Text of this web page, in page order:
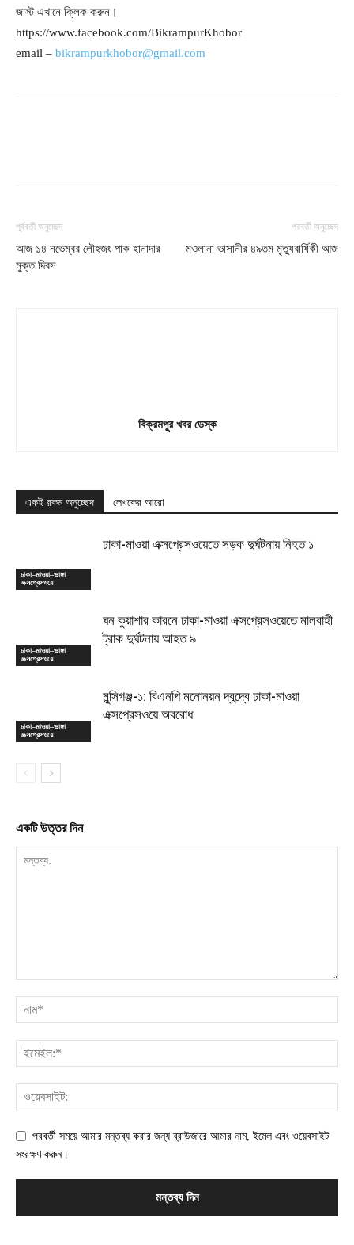
জাস্ট এখানে ক্লিক করুন।
https://www.facebook.com/BikrampurKhobor
email – bikrampurkhobor@gmail.com
পূর্ববর্তী অনুচ্ছেদ
আজ ১৪ নভেম্বর লৌহজং পাক হানাদার
মুক্ত দিবস
পরবর্তী অনুচ্ছেদ
মওলানা ভাসানীর ৪৯তম মৃত্যুবার্ষিকী আজ
বিক্রমপুর খবর ডেস্ক
একই রকম অনুচ্ছেদ লেখকের আরো
ঢাকা–মাওয়া–ভাঙ্গা
এক্সপ্রেসওয়ে
ঢাকা-মাওয়া এক্সপ্রেসওয়েতে সড়ক দুর্ঘটনায় নিহত ১
ঢাকা–মাওয়া–ভাঙ্গা
এক্সপ্রেসওয়ে
ঘন কুয়াশার কারনে ঢাকা-মাওয়া এক্সপ্রেসওয়েতে মালবাহী
ট্রাক দুর্ঘটনায় আহত ৯
ঢাকা–মাওয়া–ভাঙ্গা
এক্সপ্রেসওয়ে
মুন্সিগঞ্জ-১: বিএনপি মনোনয়ন দ্বন্দ্বে ঢাকা-মাওয়া
এক্সপ্রেসওয়ে অবরোধ
একটি উত্তর দিন
পরবর্তী সময়ে আমার মন্তব্য করার জন্য ব্রাউজারে আমার নাম, ইমেল এবং ওয়েবসাইট
সংরক্ষণ করুন।